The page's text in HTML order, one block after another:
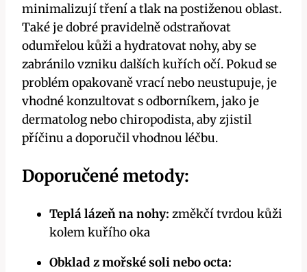
minimalizují tření a tlak na postiženou oblast.
Také je dobré pravidelně odstraňovat
odumřelou kůži a hydratovat nohy, aby se
zabránilo vzniku dalších kuřích očí. Pokud se
problém opakovaně vrací nebo neustupuje, je
vhodné konzultovat s odborníkem, jako je
dermatolog nebo chiropodista, aby zjistil
příčinu a doporučil vhodnou léčbu.
Doporučené metody:
Teplá lázeň na nohy: změkčí tvrdou kůži
kolem kuřího oka
Obklad z mořské soli nebo octa: